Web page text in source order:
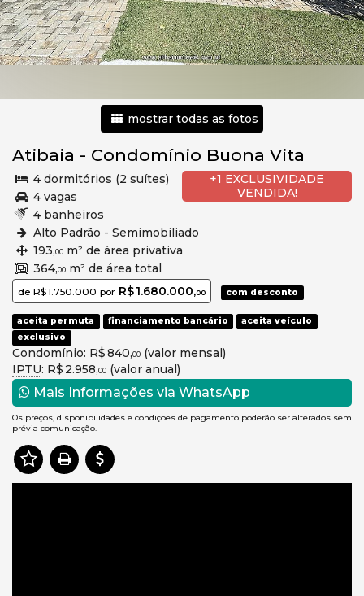
mostrar todas as fotos
Atibaia - Condomínio Buona Vita
+1 EXCLUSIVIDADE
VENDIDA!
4 dormitórios (2 suítes)
4 vagas
4 banheiros
Alto Padrão - Semimobiliado
193,00 m² de área privativa
364,00 m² de área total
de R$ 1.750.000 por R$ 1.680.000,00 com desconto
aceita permuta financiamento bancário
aceita veículo
exclusivo
Condomínio: R$ 840,00 (valor mensal)
IPTU: R$ 2.958,00 (valor anual)
Mais Informações via WhatsApp
Os preços, disponibilidades e condições de pagamento poderão ser alterados sem
prévia comunicação.